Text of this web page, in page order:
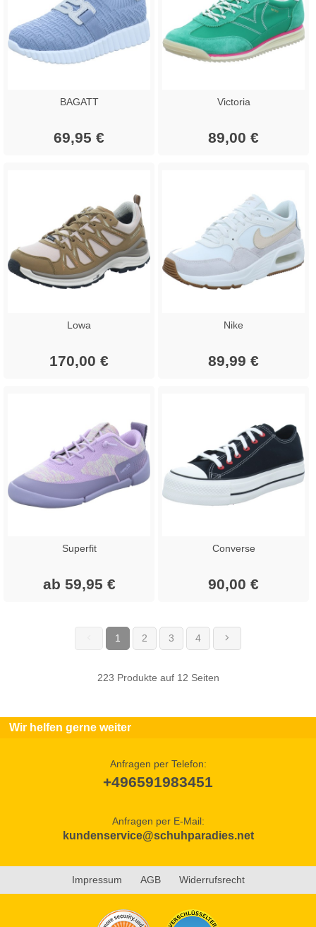
BAGATT
69,95 €
Victoria
89,00 €
Lowa
170,00 €
Nike
89,99 €
Superfit
ab 59,95 €
Converse
90,00 €
1 (current)
2 3 4
223 Produkte auf 12 Seiten
Wir helfen gerne weiter
Anfragen per Telefon:
+496591983451
Anfragen per E-Mail:
kundenservice@schuhparadies.net
Impressum AGB Widerrufsrecht